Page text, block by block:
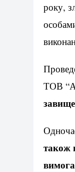
року,
ТОВ
також